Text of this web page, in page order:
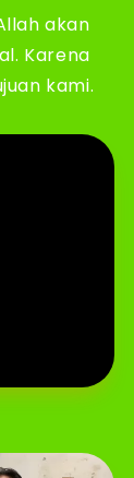
akan
Karena
kami.